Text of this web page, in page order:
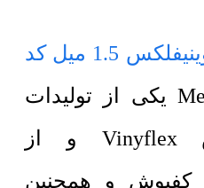
کفپوش مکافلکس وینیفلکس 1.5 میل کد
با برند Mekaflex یکی از تولیدات
شرکت وینیفلکس Vinyflex و از
کفپوش و همچنین